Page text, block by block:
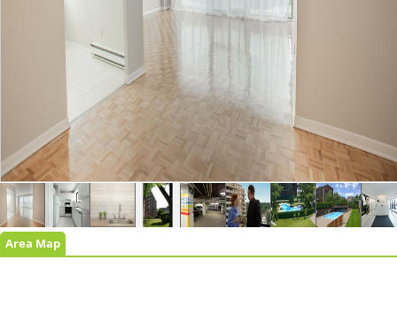
Area Map